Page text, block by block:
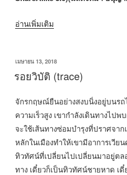
อ่านเพิ่มเติม
ฝัน
เสมือน
สยอง
ขวัญ)”
เขียน
ที่
เมษายน 13, 2018
รอยวิบัติ (trace)
จักรกฤษณ์ยืนอย่างสงบนิ่งอยู่บนร
ความเร็วสูง เขากำลังเดินทางไปพ
จะใช้เส้นทางซ่อมบำรุงที่ปราศจาก
หลักในเมืองทำให้เขามีอาการเวีย
ทิวทัศน์ที่เปลี่ยนไปเปลี่ยนมาอยู่ตล
ทาง เดี๋ยวก็เป็นทิวทัศน์ชายหาด เ